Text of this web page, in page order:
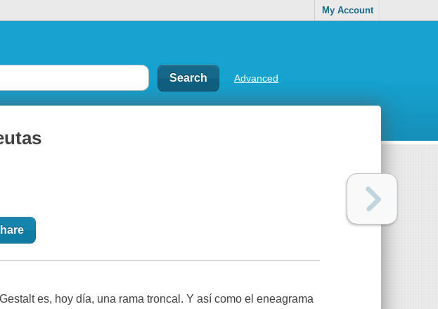
My Account
Advanced
es, hoy día, una rama troncal. Y así como el eneagrama